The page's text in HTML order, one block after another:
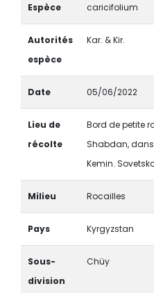
Espèce caricifolium
Autorités
espèce
Kar. & Kir.
Date 05/06/2022
Lieu de
récolte
Bord de petite
Shabdan,
Kemin.
Milieu Rocailles
Pays Kyrgyzstan
Sous-
division
Chüy